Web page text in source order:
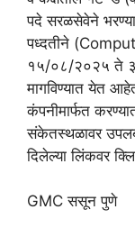
पदे सरळसेवेने
पध्दतीने
१५/०८/२०२५ ते
मागविण्यात येत
कंपनीमार्फत
संकेतस्थळावर
दिलेल्या लिंकवर
GMC ससून पुणे